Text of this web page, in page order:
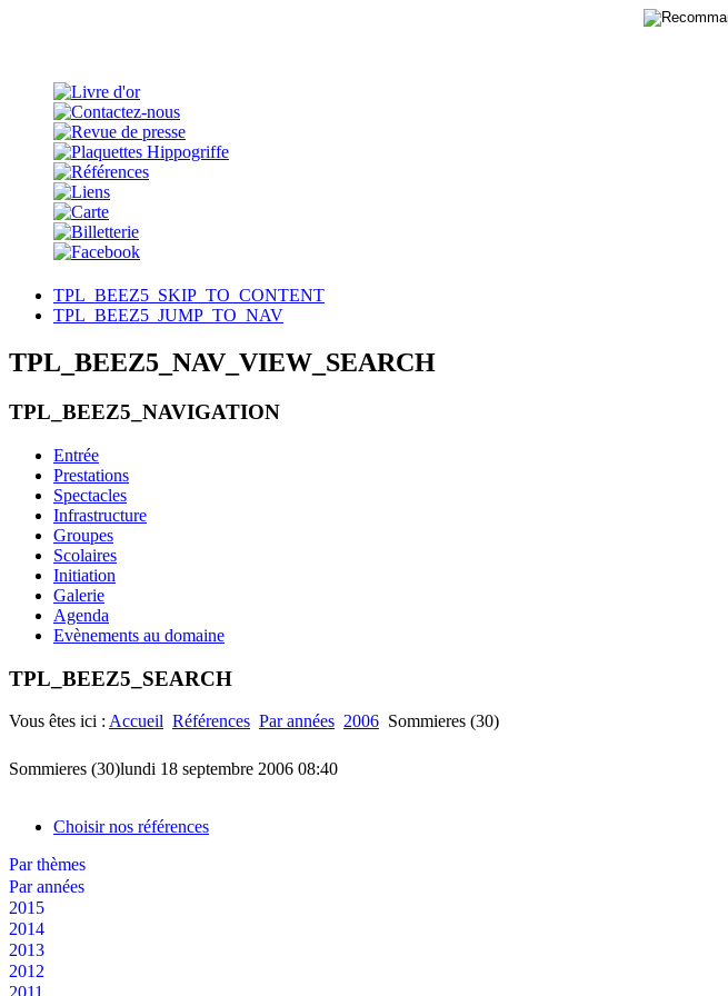
TPL_BEEZ5_SKIP_TO_CONTENT
TPL_BEEZ5_JUMP_TO_NAV
TPL_BEEZ5_NAV_VIEW_SEARCH
TPL_BEEZ5_NAVIGATION
Entrée
Prestations
Spectacles
Infrastructure
Groupes
Scolaires
Initiation
Galerie
Agenda
Evènements au domaine
TPL_BEEZ5_SEARCH
Vous êtes ici : Accueil Références Par années 2006 Sommieres (30)
Sommieres (30)lundi 18 septembre 2006 08:40
Choisir nos références
Par thèmes
Par années
2015
2014
2013
2012